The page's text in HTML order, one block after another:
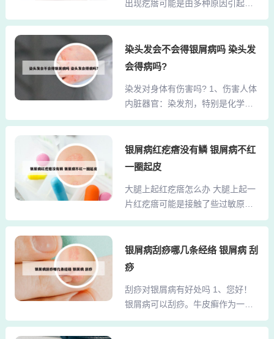
肤细胞，增强肌肤自身的抵抗力，
可以通过自身的抗体来防御外界的
染所致。如果接触了患有皮肤癣的
人或者其用过的毛巾等物品，就可
触的方式传染。当皮肤受到真菌感
染时，就会形成癣，并可能出现红
斑...
出现疙瘩可能是由多种原因引起
的，包括内部上火、内分泌失调，
们具体探讨一下头皮长疙瘩的常见
原因。 脂溢性皮炎是一种常见于夏
中更为多见。它通常发生在皮脂腺
较多的区域，如头皮、腋下和私处
等。考虑有可能是头皮部位出汗过
的毛囊炎是毛囊内部，感染了大量
的杆菌以后引发的临床症状。该种
的关系。可以选择使用口服罗红霉
素或者米诺环素，然后在局部涂...
染头发会不会得银屑病吗 染头发
会得病吗?
染发对身体有伤害吗? 1、伤害人体
内脏器官：染发剂，特别是化学染
发剂含有很多有毒，甚至致癌化学
中如果接触到皮肤，被吸收后有可
能对人体内脏器官都造成一定的损
反复、频繁地染发，致癌物质进入
到体内多了之后可能诱发机体细胞
恶变。2、首先，染发剂中含有一些
苯胺等，这些化学物质对人体有一
定的毒性。氨基酸可能会导致皮肤
过程中会产生氧气和氨气，对呼吸
系统有一定的刺激作用。苯...
银屑病红疙瘩没有鳞 银屑病不红
一圈起皮
大腿上起红疙瘩怎么办 大腿上起一
片红疙瘩可能是接触了些过敏原的
因素所导致的，另外也可能是毛囊
可以适当的涂抹药膏，或者是通过
口服药物的方式治疗。过敏因素：
病，比如荨麻疹、接触性皮炎、湿
疹等。如果出现这种情况，患者自
己通常没有办法判断，所以建议要
银屑病刮痧哪几条经络 银屑病 刮
痧
刮痧对银屑病有好处吗 1、您好！
银屑病可以刮痧。牛皮癣作为一种
慢性炎症性皮肤病，是没有传染性